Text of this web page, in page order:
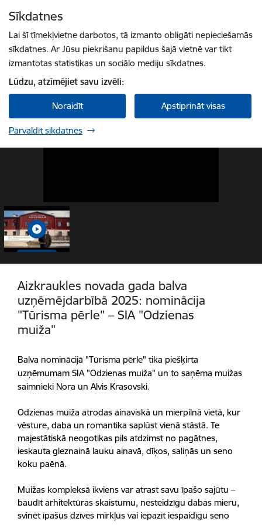
Sīkdatnes
Lai šī tīmekļvietne darbotos, tā izmanto obligāti nepieciešamās
sīkdatnes. Ar Jūsu piekrišanu papildus šajā vietnē var tikt
izmantotas statistikas un sociālo mediju sīkdatnes.
Lūdzu, atzīmējiet savu izvēli:
Noraidīt Apstiprināt visas
Pārvaldīt sīkdatnes
1 / 1
Aizkraukles novada gada balva
uzņēmējdarbībā 2025: nominācija
"Tūrisma pērle" – SIA "Odzienas
muiža"
Balva nominācijā "Tūrisma pērle" tika piešķirta
uzņēmumam SIA "Odzienas muiža" un to saņēma muižas
saimnieki Nora un Alvis Krasovski.
Odzienas muiža atrodas ainaviskā un mierpilnā vietā, kur
vēsture, daba un romantika saplūst vienā stāstā. Te
majestātiskā neogotikas pils atdzimst no pagātnes,
ieskauta gleznainā lauku ainavā, dīķos, saliņās un seno
koku paēnā.
Muižas kompleksā ikviens var atrast savu īpašo sajūtu –
baudīt arhitektūras skaistumu, nesteidzīgu dabas mieru,
svinēt īpašus dzīves mirkļus vai iepazīt iespaidīgu seno